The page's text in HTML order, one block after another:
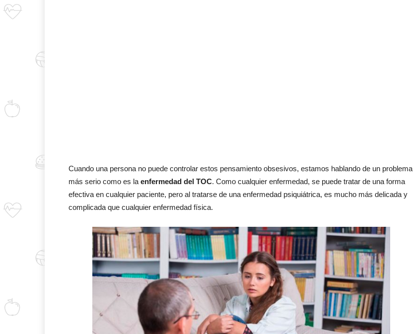
Cuando una persona no puede controlar estos pensamiento obsesivos, estamos hablando de un problema
más serio como es la enfermedad del TOC. Como cualquier enfermedad, se puede tratar de una forma
efectiva en cualquier paciente, pero al tratarse de una enfermedad psiquiátrica, es mucho más delicada y
complicada que cualquier enfermedad física.